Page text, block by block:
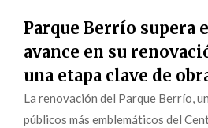
Parque Berrío supera
avance en su
una etapa clave de
La renovación del Parque Berrío,
públicos más emblemáticos del